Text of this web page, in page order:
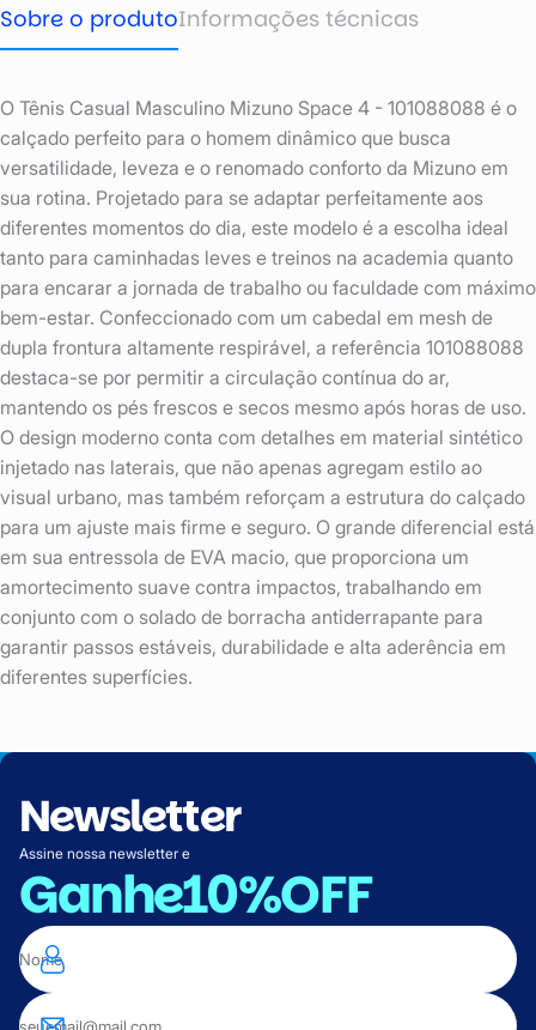
Sobre o produtoInformações técnicas
O Tênis Casual Masculino Mizuno Space 4 - 101088088 é o
calçado perfeito para o homem dinâmico que busca
versatilidade, leveza e o renomado conforto da Mizuno em
sua rotina. Projetado para se adaptar perfeitamente aos
diferentes momentos do dia, este modelo é a escolha ideal
tanto para caminhadas leves e treinos na academia quanto
para encarar a jornada de trabalho ou faculdade com máximo
bem-estar. Confeccionado com um cabedal em mesh de
dupla frontura altamente respirável, a referência 101088088
destaca-se por permitir a circulação contínua do ar,
mantendo os pés frescos e secos mesmo após horas de uso.
O design moderno conta com detalhes em material sintético
injetado nas laterais, que não apenas agregam estilo ao
visual urbano, mas também reforçam a estrutura do calçado
para um ajuste mais firme e seguro. O grande diferencial está
em sua entressola de EVA macio, que proporciona um
amortecimento suave contra impactos, trabalhando em
conjunto com o solado de borracha antiderrapante para
garantir passos estáveis, durabilidade e alta aderência em
diferentes superfícies.
Newsletter
Assine nossa newsletter e
Ganhe10%OFF